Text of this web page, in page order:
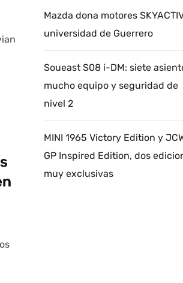
Mazda dona motores
universidad de Guerrero
Soueast S08 i-DM: siete
mucho equipo y seguridad de
nivel 2
MINI 1965 Victory Edition y
GP Inspired Edition, dos
muy exclusivas